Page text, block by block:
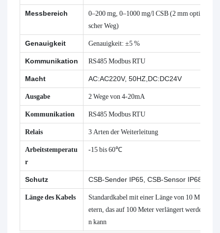
Messbereich
0–200 mg, 0–1000 mg/l CSB (2 mm opti
scher Weg)
Genauigkeit Genauigkeit: ±5 %
Kommunikation RS485 Modbus RTU
Macht AC:AC220V, 50HZ,DC:DC24V
Ausgabe 2 Wege von 4-20mA
Kommunikation RS485 Modbus RTU
Relais 3 Arten der Weiterleitung
Arbeitstemperatu
r
-15 bis 60℃
Schutz CSB-Sender IP65, CSB-Sensor IP68
Länge des Kabels
Standardkabel mit einer Länge von 10 M
etern, das auf 100 Meter verlängert werde
n kann